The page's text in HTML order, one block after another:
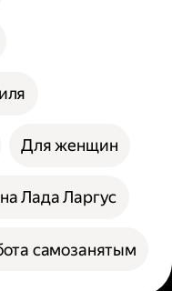
Для женщин
Лада Ларгус
самозанятым